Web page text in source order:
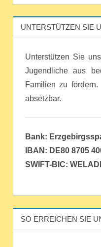
UNTERSTÜTZEN SIE
Unterstützen Sie
Jugendliche aus
Familien zu
absetzbar.
Bank:
IBAN: DE80 8705
SWIFT-BIC:
SO ERREICHEN SIE